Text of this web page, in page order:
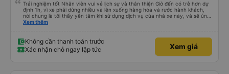
Trải nghiệm tốt Nhân viên vui vẻ lịch sự và thân thiện Giờ đến có trễ hơn dự
định 1h, vì xe phải dừng nhiều và lên xuống hàng hóa và rước hành khách,
nói chung là tối thấy yên tâm khi sử dụng dịch vụ của nhà xe này, và sẽ ủng
hộ và giới thiệu cho người thân sử dụng dịch vụ của nhà xe này
Xem thêm
Không cần thanh toán trước
Xác nhận chỗ ngay lập tức
Xem giá